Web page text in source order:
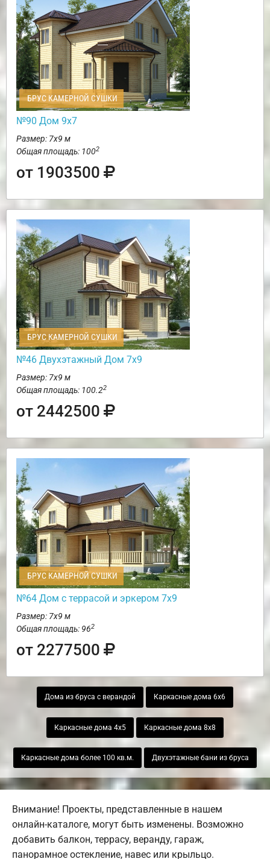
БРУС КАМЕРНОЙ СУШКИ
№90 Дом 9х7
Размер: 7х9 м
Общая площадь: 1002
от 1903500
БРУС КАМЕРНОЙ СУШКИ
№46 Двухэтажный Дом 7х9
Размер: 7х9 м
Общая площадь: 100.22
от 2442500
БРУС КАМЕРНОЙ СУШКИ
№64 Дом с террасой и эркером 7х9
Размер: 7х9 м
Общая площадь: 962
от 2277500
Дома из бруса с верандой Каркасные дома 6х6
Каркасные дома 4х5 Каркасные дома 8х8
Каркасные дома более 100 кв.м. Двухэтажные бани из бруса
Внимание! Проекты, представленные в нашем
онлайн-каталоге, могут быть изменены. Возможно
добавить балкон, террасу, веранду, гараж,
панорамное остекление, навес или крыльцо.